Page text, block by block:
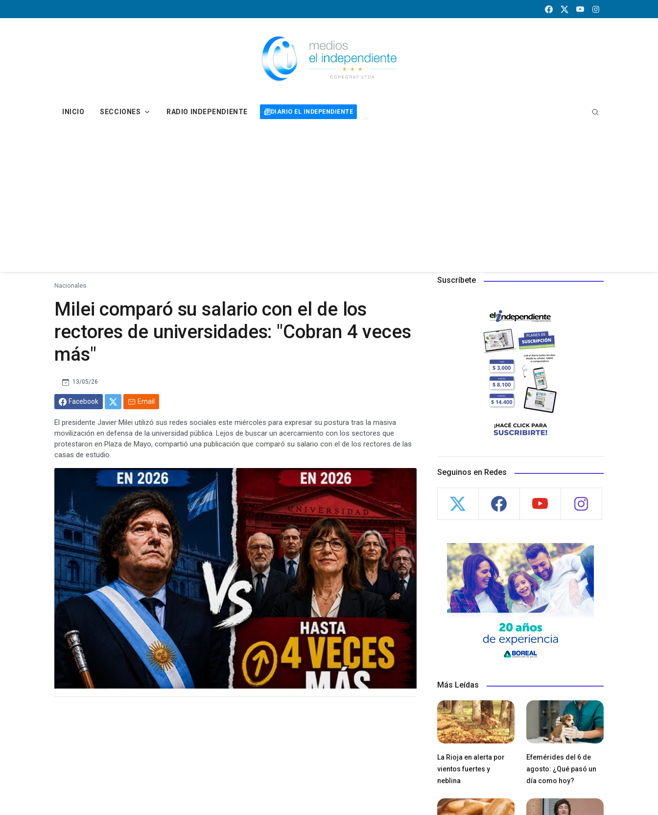
INICIO SECCIONES RADIO INDEPENDIENTE DIARIO EL INDEPENDIENTE
Nacionales
Milei comparó su salario con el de los
rectores de universidades: "Cobran 4 veces
más"
13/05/26
Facebook Email
El presidente Javier Milei utilizó sus redes sociales este miércoles para expresar su postura tras la masiva
movilización en defensa de la universidad pública. Lejos de buscar un acercamiento con los sectores que
protestaron en Plaza de Mayo, compartió una publicación que comparó su salario con el de los rectores de las
casas de estudio.
Suscríbete
Seguinos en Redes
Más Leídas
La Rioja en alerta por
vientos fuertes y
neblina
Efemérides del 6 de
agosto: ¿Qué pasó un
día como hoy?